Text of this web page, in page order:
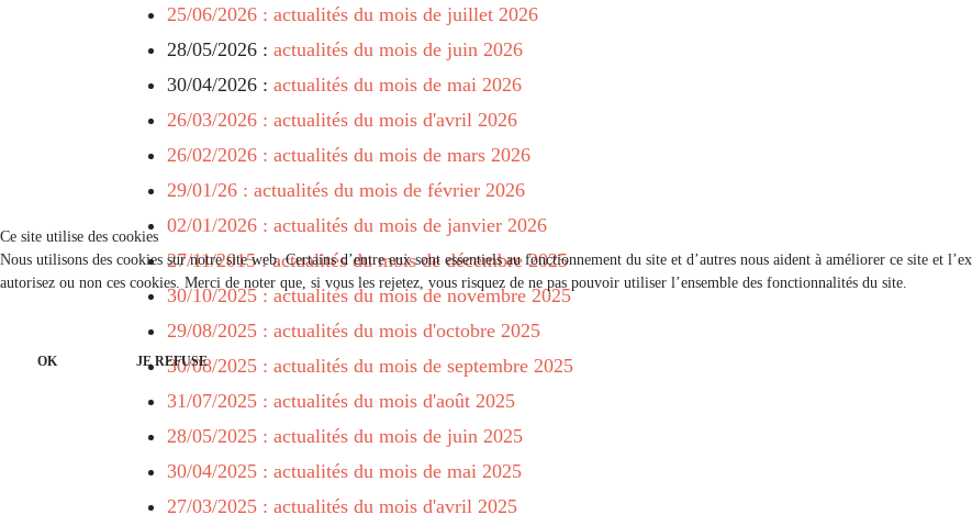
25/06/2026 : actualités du mois de juillet 2026
28/05/2026 : actualités du mois de juin 2026
30/04/2026 : actualités du mois de mai 2026
26/03/2026 : actualités du mois d'avril 2026
26/02/2026 : actualités du mois de mars 2026
29/01/26 : actualités du mois de février 2026
02/01/2026 : actualités du mois de janvier 2026
27/11/2015 : actualités du mois de décembre 2025
30/10/2025 : actualités du mois de novembre 2025
29/08/2025 : actualités du mois d'octobre 2025
30/08/2025 : actualités du mois de septembre 2025
31/07/2025 : actualités du mois d'août 2025
28/05/2025 : actualités du mois de juin 2025
30/04/2025 : actualités du mois de mai 2025
27/03/2025 : actualités du mois d'avril 2025
Ce site utilise des cookies
Nous utilisons des cookies sur notre site web. Certains d’entre eux sont essentiels au fonctionnement du site et d’autres nous aident à améliorer ce site et
autorisez ou non ces cookies. Merci de noter que, si vous les rejetez, vous risquez de ne pas pouvoir utiliser l’ensemble des fonctionnalités du site.
OK JE REFUSE